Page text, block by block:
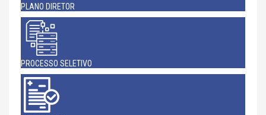
PLANO DIRETOR
PROCESSO SELETIVO